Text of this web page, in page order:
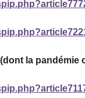
(dont la